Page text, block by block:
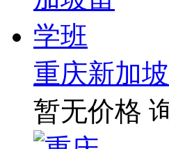
重庆新加
暂无价格